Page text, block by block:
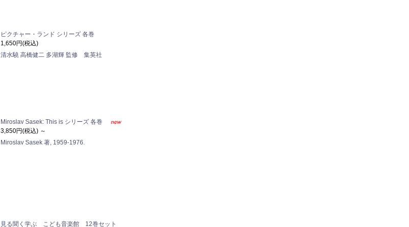
ピクチャー・ランド シリーズ 各巻
1,650円(税込)
清水驍 高橋健二 多湖輝 監修 集英社
Miroslav Sasek: This is シリーズ 各巻
3,850円(税込) ～
Miroslav Sasek 著, 1959-1976.
見る聞く学ぶ こども音楽館 12巻セット